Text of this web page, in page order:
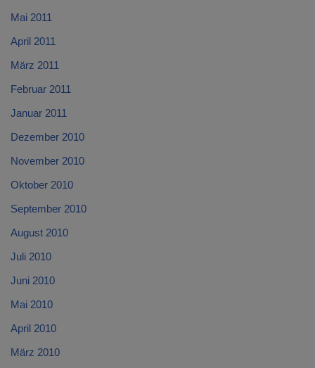
Mai 2011
April 2011
März 2011
Februar 2011
Januar 2011
Dezember 2010
November 2010
Oktober 2010
September 2010
August 2010
Juli 2010
Juni 2010
Mai 2010
April 2010
März 2010